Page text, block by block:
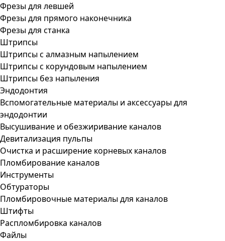
Фрезы для левшей
Фрезы для прямого наконечника
Фрезы для станка
Штрипсы
Штрипсы c алмазным напылением
Штрипсы c корундовым напылением
Штрипсы без напыления
Эндодонтия
Вспомогательные материалы и аксессуары для
эндодонтии
Высушивание и обезжиривание каналов
Девитализация пульпы
Очистка и расширение корневых каналов
Пломбирование каналов
Инструменты
Обтураторы
Пломбировочные материалы для каналов
Штифты
Распломбировка каналов
Файлы